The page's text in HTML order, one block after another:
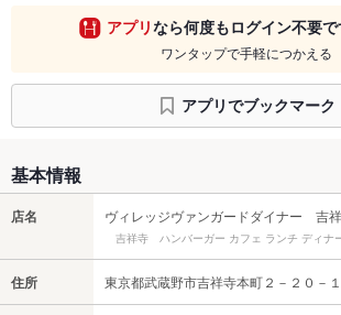
アプリなら何度もログイン不要で
ワンタップで手軽につかえる
アプリでブックマーク
基本情報
店名 ヴィレッジヴァンガードダイナー 吉
吉祥寺 ハンバーガー カフェ ランチ ディ
住所 東京都武蔵野市吉祥寺本町２－２０－